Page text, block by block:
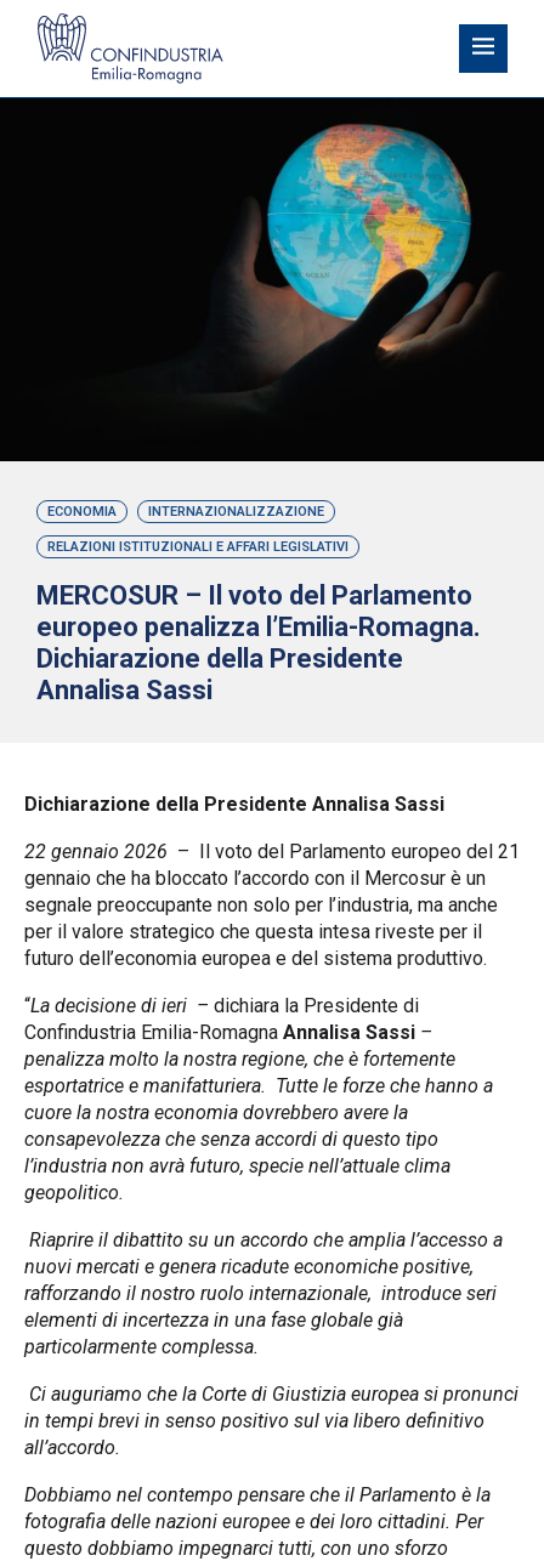
ECONOMIA INTERNAZIONALIZZAZIONE
RELAZIONI ISTITUZIONALI E AFFARI LEGISLATIVI
MERCOSUR – Il voto del Parlamento
europeo penalizza l’Emilia-Romagna.
Dichiarazione della Presidente
Annalisa Sassi
Dichiarazione della Presidente Annalisa Sassi
22 gennaio 2026 – Il voto del Parlamento europeo del 21
gennaio che ha bloccato l’accordo con il Mercosur è un
segnale preoccupante non solo per l’industria, ma anche
per il valore strategico che questa intesa riveste per il
futuro dell’economia europea e del sistema produttivo.
“La decisione di ieri – dichiara la Presidente di
Confindustria Emilia-Romagna Annalisa Sassi –
penalizza molto la nostra regione, che è fortemente
esportatrice e manifatturiera. Tutte le forze che hanno a
cuore la nostra economia dovrebbero avere la
consapevolezza che senza accordi di questo tipo
l’industria non avrà futuro, specie nell’attuale clima
geopolitico.
Riaprire il dibattito su un accordo che amplia l’accesso a
nuovi mercati e genera ricadute economiche positive,
rafforzando il nostro ruolo internazionale, introduce seri
elementi di incertezza in una fase globale già
particolarmente complessa.
Ci auguriamo che la Corte di Giustizia europea si pronunci
in tempi brevi in senso positivo sul via libero definitivo
all’accordo.
Dobbiamo nel contempo pensare che il Parlamento è la
fotografia delle nazioni europee e dei loro cittadini. Per
questo dobbiamo impegnarci tutti, con uno sforzo